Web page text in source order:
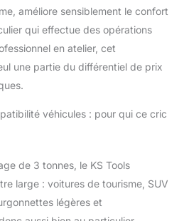
améliore sensiblement le confort
qui effectue des opérations
en atelier, cet
une partie du différentiel de prix
véhicules : pour qui ce cric
de 3 tonnes, le KS Tools
large : voitures de tourisme, SUV
légères et